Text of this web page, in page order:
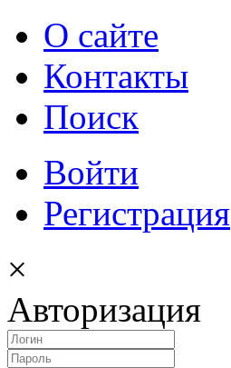
О сайте
Контакты
Поиск
Войти
Регистрация
×
Авторизация